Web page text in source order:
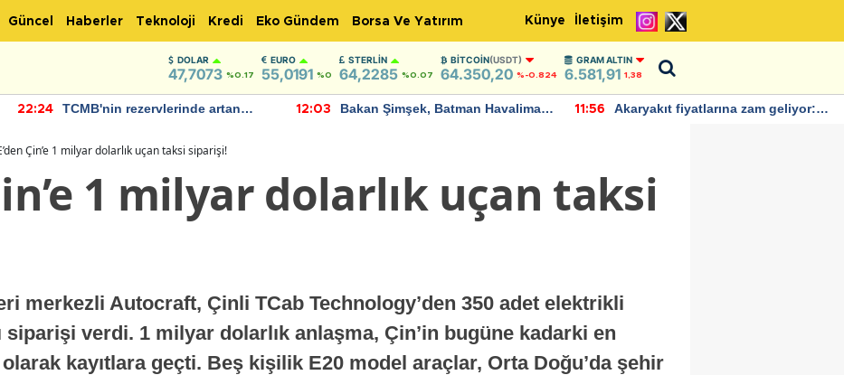
Güncel Haberler Teknoloji Kredi Eko Gündem Borsa Ve Yatırım Künye İletişim
DOLAR
47,7073 %0.17
EURO
55,0191 %0
STERLIN
64,2285 %0.07
BITCOIN(USDT)
64.350,20 %-0.824
GRAM ALTIN
6.581,91 1,38
22:24
TCMB'nin rezervlerinde artan
12:03
Bakan Şimşek, Batman Havalimanı
11:56
Akaryakıt fiyatlarına zam geliyor:
Çin’e 1 milyar dolarlık uçan taksi siparişi!
1 milyar dolarlık uçan taksi
merkezli Autocraft, Çinli TCab Technology’den 350 adet elektrikli
siparişi verdi. 1 milyar dolarlık anlaşma, Çin’in bugüne kadarki en
kayıtlara geçti. Beş kişilik E20 model araçlar, Orta Doğu’da şehir